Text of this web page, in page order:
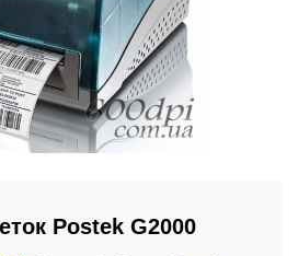
Postek G2000